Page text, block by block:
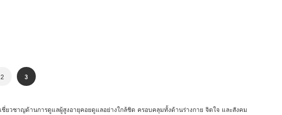
2 3
วชาญด้านการดูแลผู้สูงอายุคอยดูแลอย่างใกล้ชิด ครอบคลุมทั้งด้านร่างกาย จิตใจ และสังคม